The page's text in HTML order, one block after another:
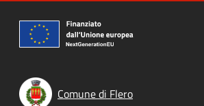
Comune di Flero